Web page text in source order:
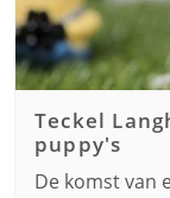
Teckel
puppy's
De komst van